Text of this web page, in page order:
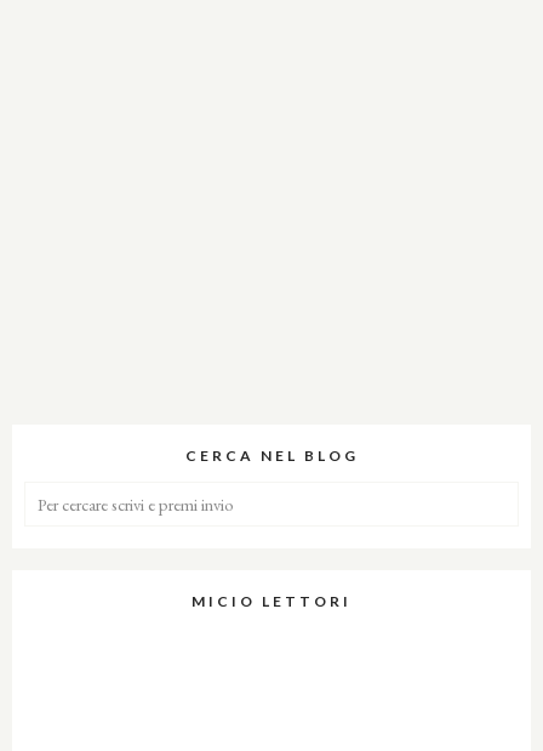
CERCA NEL BLOG
MICIO LETTORI